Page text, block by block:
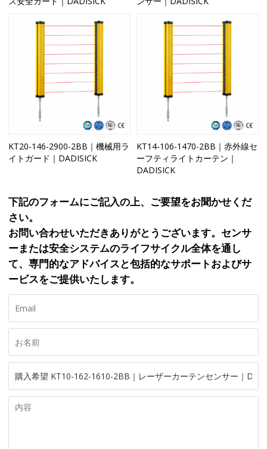
KT20-146-2900-2BB｜機械用ラ
イトガード｜DADISICK
KT14-106-1470-2BB｜赤外線セ
ーフティライトカーテン｜
DADISICK
下記のフォームにご記入の上、ご要望をお聞かせくだ
さい。
お問い合わせいただきありがとうございます。センサ
ーまたは安全システムのライフサイクル全体を通し
て、専門的なアドバイスと包括的なサポートおよびサ
ービスをご提供いたします。